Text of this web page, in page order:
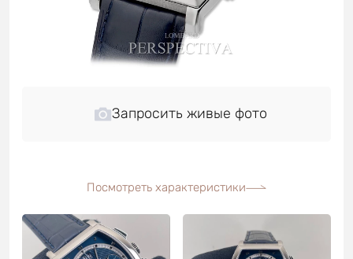
Запросить живые фото
Посмотреть характеристики